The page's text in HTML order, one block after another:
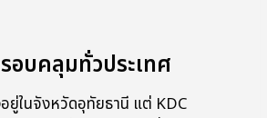
อบคลุมทั่วประเทศ
ยู่ในจังหวัดอุทัยธานี แต่ KDC